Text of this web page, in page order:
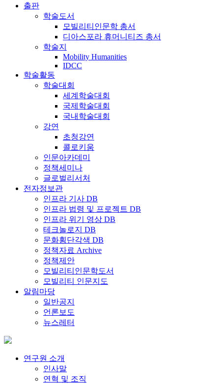
출판
학술도서
모빌리티인문학 총서
디아스포라 휴머니티즈 총서
학술지
Mobility Humanities
IDCC
학술활동
학술대회
세계학술대회
국제학술대회
국내학술대회
강연
초청강연
콜로키움
인문아카데미
정책세미나
글로벌리서처
전자정보관
인프라 기사 DB
인프라 법령 및 프로젝트 DB
인프라 위기 영상 DB
테크놀로지 DB
문화횡단각색 DB
정책자료 Archive
정책제안
모빌리티인문학도서
모빌리티 인문지도
알림마당
일반공지
언론보도
뉴스레터
연구원 소개
인사말
연혁 및 조직